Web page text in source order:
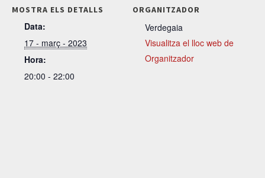
MOSTRA ELS DETALLS
Data:
17 - març - 2023
Hora:
20:00 - 22:00
ORGANITZADOR
Verdegaia
Visualitza el lloc web de
Organitzador